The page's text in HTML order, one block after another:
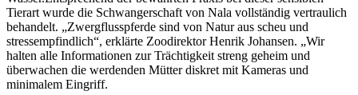
Tierart wurde die Schwangerschaft von Nala vollständig vertraulich
behandelt. „Zwergflusspferde sind von Natur aus scheu und
stressempfindlich“, erklärte Zoodirektor Henrik Johansen. „Wir
halten alle Informationen zur Trächtigkeit streng geheim und
überwachen die werdenden Mütter diskret mit Kameras und
minimalem Eingriff.